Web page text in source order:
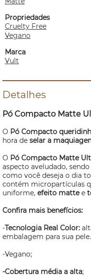
Propriedades
Cruelty Free
Vegano
Marca
Vult
Detalhes
Pó Compacto Matte
O Pó Compacto
hora de selar a
O Pó Compacto Matte
aspecto aveludado,
como você deseja o dia
contém micropartículas
uniforme, efeito mattee
Confira mais benefícios:
-Tecnologia Real Color:
embalagem para sua pele.
-Vegano;
-Cobertura média a alta;